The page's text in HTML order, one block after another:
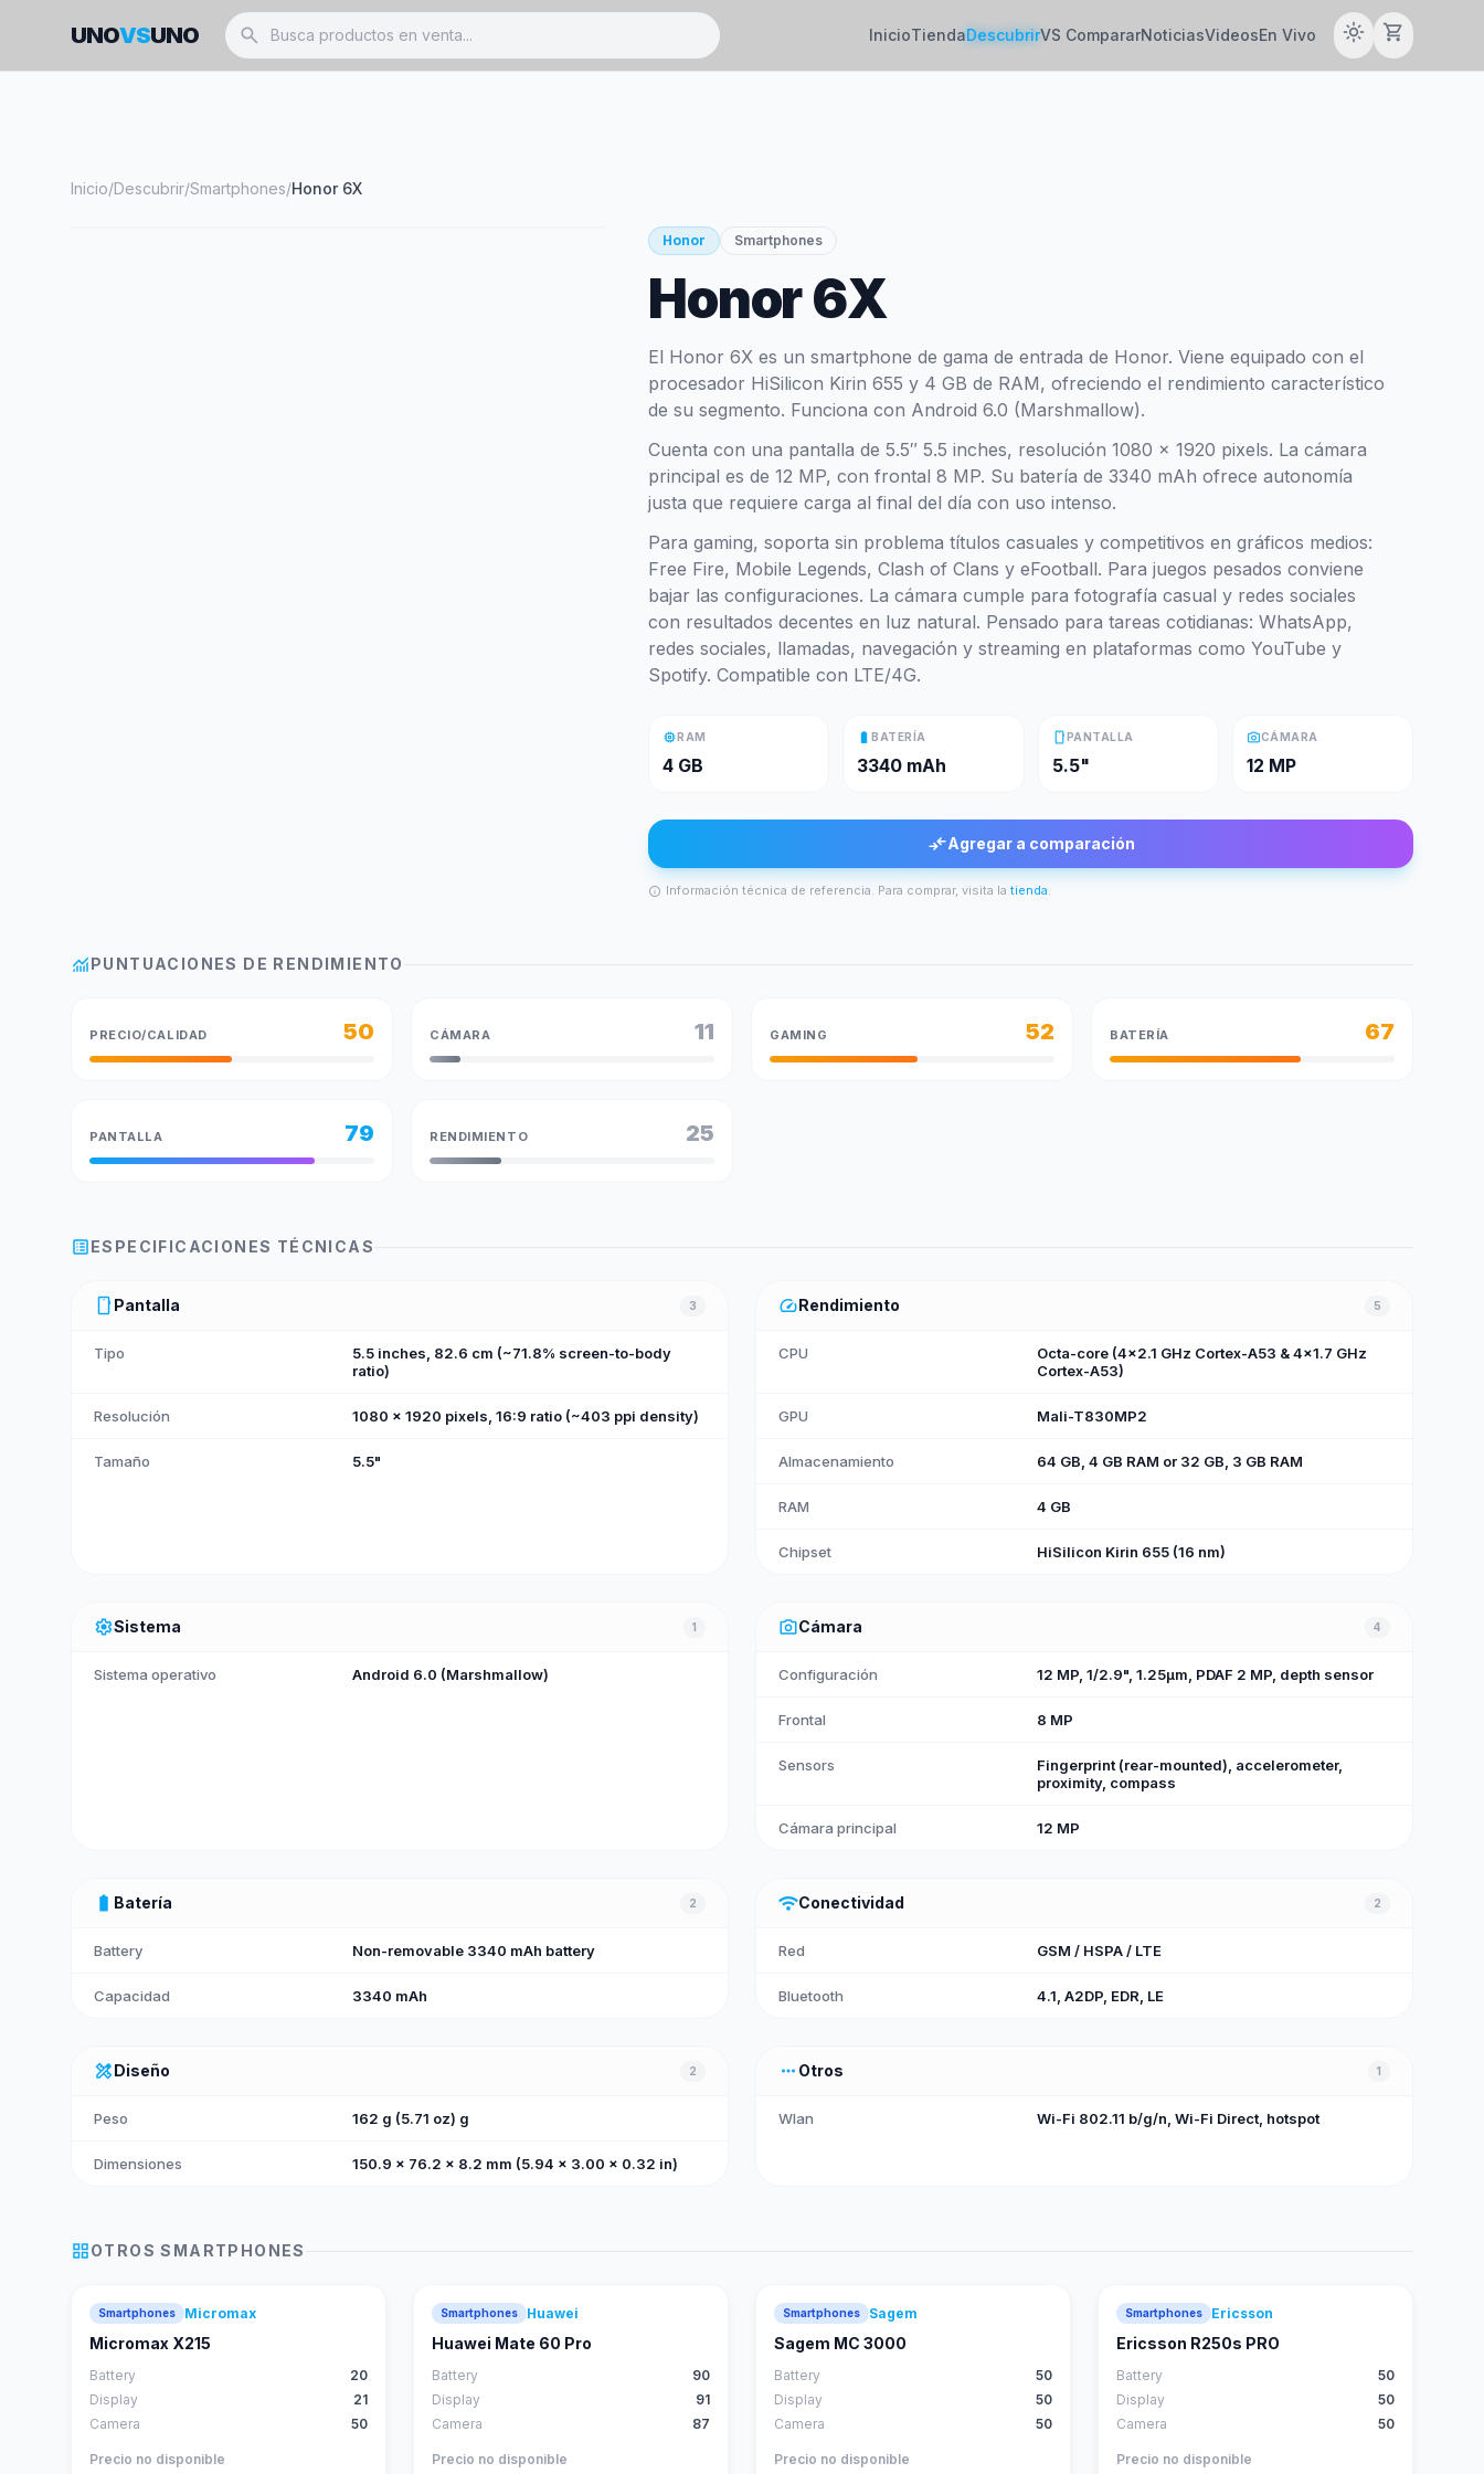
UNOVSUNO search InicioTiendaDescubrirVS CompararNoticiasVideosEn Vivo light_mode shopping_cart
Inicio/Descubrir/Smartphones/Honor 6X
Honor Smartphones
Honor 6X
El Honor 6X es un smartphone de gama de entrada de Honor. Viene equipado con el
procesador HiSilicon Kirin 655 y 4 GB de RAM, ofreciendo el rendimiento característico
de su segmento. Funciona con Android 6.0 (Marshmallow).
Cuenta con una pantalla de 5.5″ 5.5 inches, resolución 1080 x 1920 pixels. La cámara
principal es de 12 MP, con frontal 8 MP. Su batería de 3340 mAh ofrece autonomía
justa que requiere carga al final del día con uso intenso.
Para gaming, soporta sin problema títulos casuales y competitivos en gráficos medios:
Free Fire, Mobile Legends, Clash of Clans y eFootball. Para juegos pesados conviene
bajar las configuraciones. La cámara cumple para fotografía casual y redes sociales
con resultados decentes en luz natural. Pensado para tareas cotidianas: WhatsApp,
redes sociales, llamadas, navegación y streaming en plataformas como YouTube y
Spotify. Compatible con LTE/4G.
memoryRAM
4 GB
battery_fullBATERÍA
3340 mAh
smartphonePANTALLA
5.5"
photo_cameraCÁMARA
12 MP
compare_arrowsAgregar a comparación
info Información técnica de referencia. Para comprar, visita la tienda.
monitoringPUNTUACIONES DE RENDIMIENTO
PRECIO/CALIDAD 50 CÁMARA 11 GAMING 52 BATERÍA 67
PANTALLA 79 RENDIMIENTO 25
list_altESPECIFICACIONES TÉCNICAS
smartphone Pantalla 3
Tipo
5.5 inches, 82.6 cm (~71.8% screen-to-body
ratio)
Resolución 1080 x 1920 pixels, 16:9 ratio (~403 ppi density)
Tamaño 5.5"
speedRendimiento 5
CPU
Octa-core (4x2.1 GHz Cortex-A53 & 4x1.7 GHz
Cortex-A53)
GPU Mali-T830MP2
Almacenamiento 64 GB, 4 GB RAM or 32 GB, 3 GB RAM
RAM 4 GB
Chipset HiSilicon Kirin 655 (16 nm)
settingsSistema 1
Sistema operativo Android 6.0 (Marshmallow)
photo_cameraCámara 4
Configuración 12 MP, 1/2.9", 1.25µm, PDAF 2 MP, depth sensor
Frontal 8 MP
Sensors
Fingerprint (rear-mounted), accelerometer,
proximity, compass
Cámara principal 12 MP
battery_full Batería 2
Battery Non-removable 3340 mAh battery
Capacidad 3340 mAh
wifiConectividad 2
Red GSM / HSPA / LTE
Bluetooth 4.1, A2DP, EDR, LE
design_servicesDiseño 2
Peso 162 g (5.71 oz) g
Dimensiones 150.9 x 76.2 x 8.2 mm (5.94 x 3.00 x 0.32 in)
more_horiz Otros 1
Wlan Wi-Fi 802.11 b/g/n, Wi-Fi Direct, hotspot
grid_viewOTROSSMARTPHONES
Smartphones Micromax
Micromax X215
Battery
20
Display
21
Camera
50
Precio no disponible
Smartphones Huawei
Huawei Mate 60 Pro
Battery
90
Display
91
Camera
87
Precio no disponible
Smartphones Sagem
Sagem MC 3000
Battery
50
Display
50
Camera
50
Precio no disponible
Smartphones Ericsson
Ericsson R250s PRO
Battery
50
Display
50
Camera
50
Precio no disponible